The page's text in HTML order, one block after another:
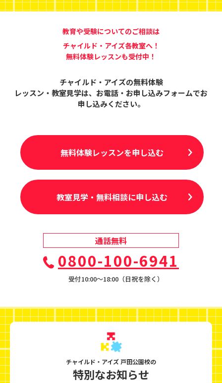
教育や受験についてのご相談は
チャイルド・アイズ各教室へ！
無料体験レッスンも受付中！
チャイルド・アイズの無料体験
レッスン・教室見学は、 お電話・お申し込みフォームでお
申し込みください。
無料体験レッスンを申し込む
教室見学・無料相談に申し込む
通話無料
0800-100-6941
受付10:00〜18:00（日祝を除く）
チャイルド・アイズ 戸田公園校の
特別なお知らせ